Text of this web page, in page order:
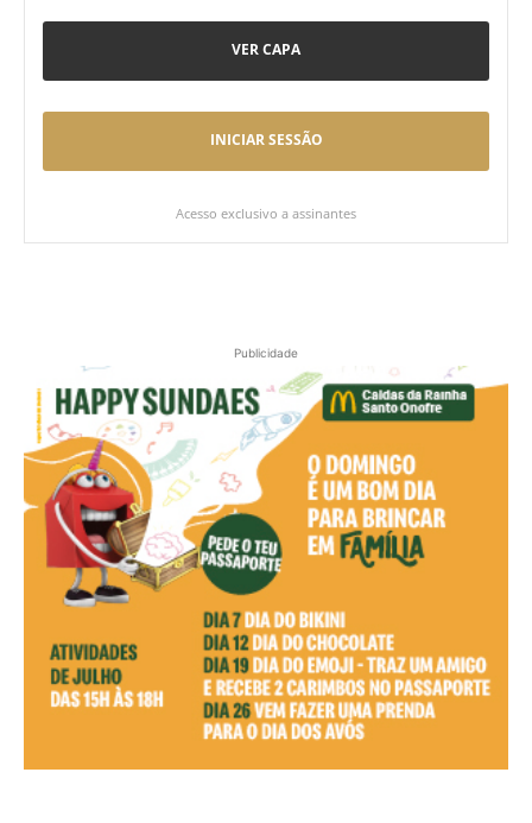
VER CAPA
INICIAR SESSÃO
Acesso exclusivo a assinantes
Publicidade